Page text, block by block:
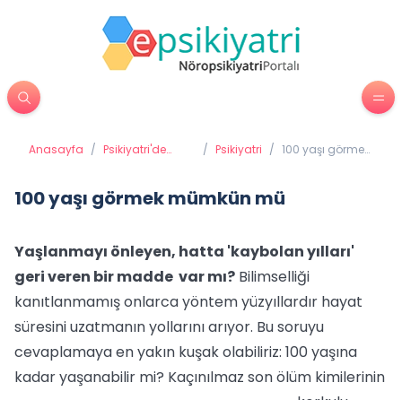
Anasayfa / Psikiyatri'de
/ Psikiyatri / 100 yaşı görmek
100 yaşı görmek mümkün mü
Yaşlanmayı önleyen, hatta 'kaybolan yılları'
geri veren bir madde var mı? Bilimselliği
kanıtlanmamış onlarca yöntem yüzyıllardır hayat
süresini uzatmanın yollarını arıyor. Bu soruyu
cevaplamaya en yakın kuşak olabiliriz: 100 yaşına
kadar yaşanabilir mi? Kaçınılmaz son ölüm kimilerinin